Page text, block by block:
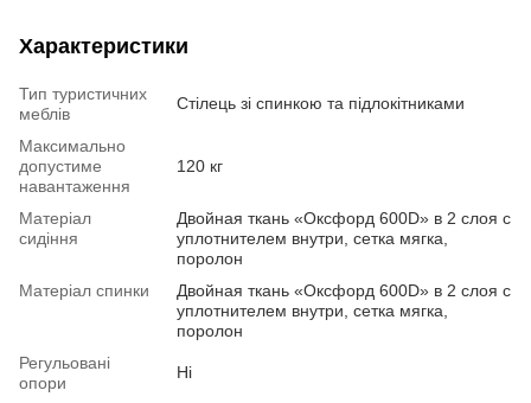
Характеристики
Тип туристичних
меблів
Стілець зі спинкою та підлокітниками
Максимально
допустиме
навантаження
120 кг
Матеріал
сидіння
Двойная ткань «Оксфорд 600D» в 2 слоя с
уплотнителем внутри, сетка мягка,
поролон
Матеріал спинки
Двойная ткань «Оксфорд 600D» в 2 слоя с
уплотнителем внутри, сетка мягка,
поролон
Регульовані
опори
Ні